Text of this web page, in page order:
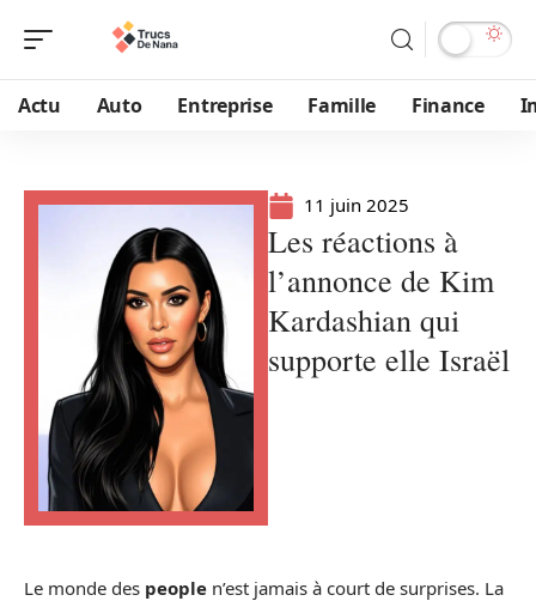
Actu Auto Entreprise Famille Finance
11 juin 2025
Les réactions à
l’annonce de Kim
Kardashian qui
supporte elle Israël
Le monde des people n’est jamais à court de surprises. La